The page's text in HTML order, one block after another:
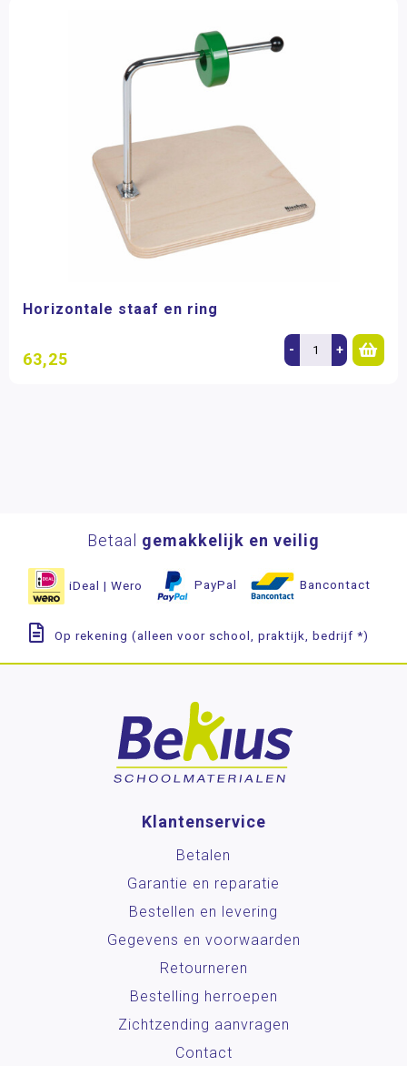
Horizontale staaf en ring
63,25 - +
Betaal gemakkelijk en veilig
iDeal | Wero PayPal Bancontact
Op rekening (alleen voor school, praktijk, bedrijf *)
Klantenservice
Betalen
Garantie en reparatie
Bestellen en levering
Gegevens en voorwaarden
Retourneren
Bestelling herroepen
Zichtzending aanvragen
Contact